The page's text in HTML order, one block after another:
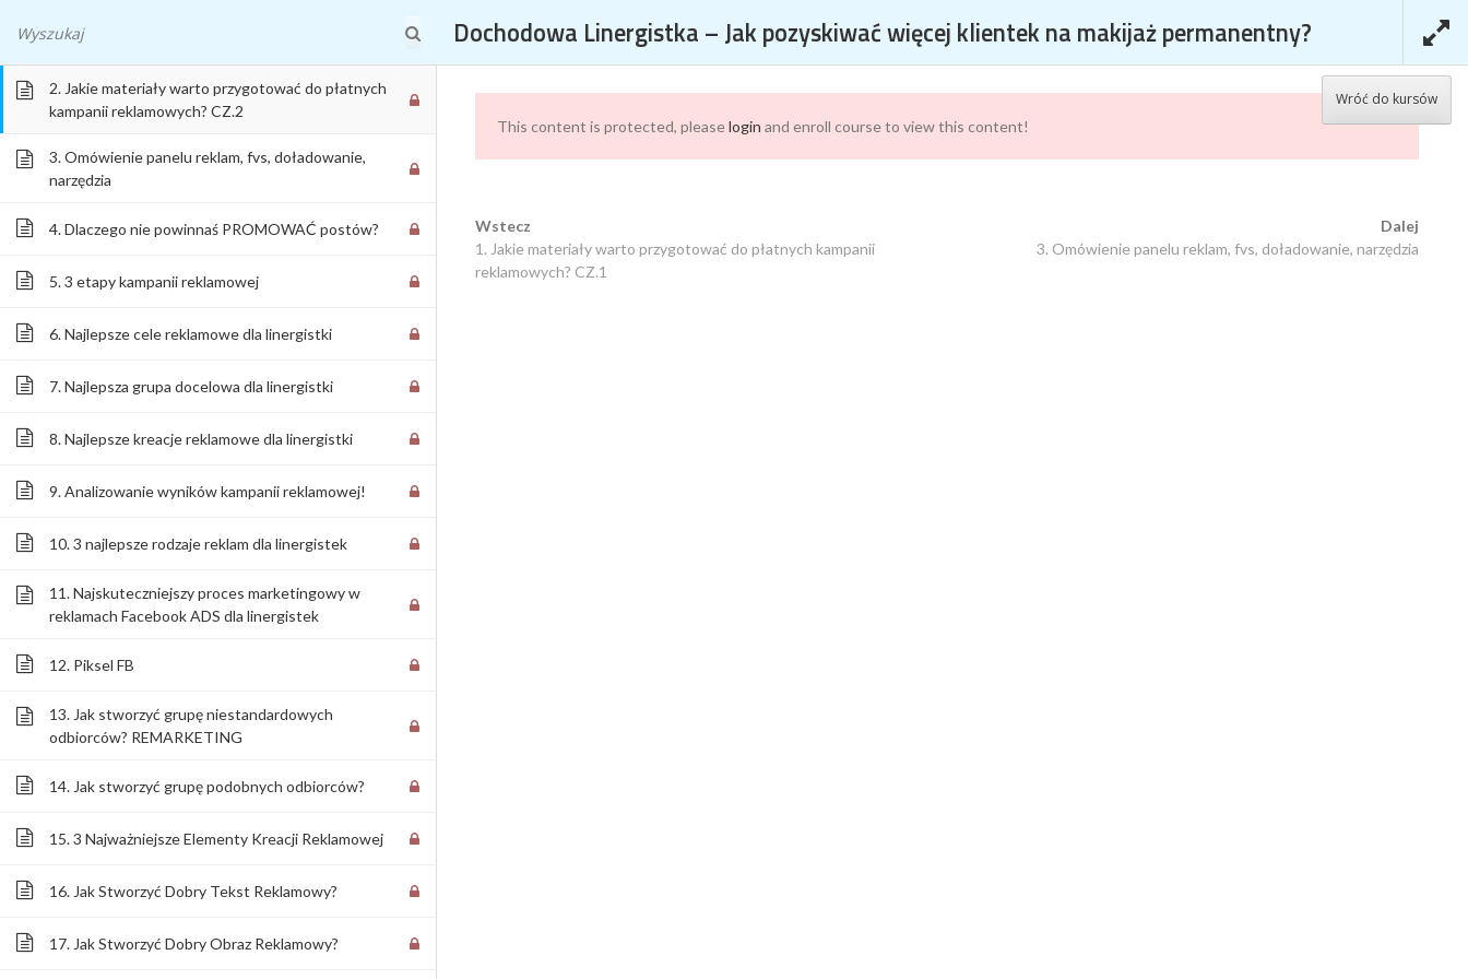
WSZYSTKO O SOCIAL MEDIA W JEDNYM MIEJSCU
MOJE KONTO
DOCHODOWA LINERGISTKA – JAK POZYSKIWAĆ WIĘCEJ KLIENTEK NA
MAKIJAŻ PERMANENTNY?
Dochodowa Linergistka – Jak pozyskiwać więcej klientek na makijaż permanentny?
Wróć do kursów
This content is protected, pleaselogin and enroll course to view this content!
Wstecz
1. Jakie materiały warto przygotować do płatnych kampanii
reklamowych? CZ.1
Dalej
3. Omówienie panelu reklam, fvs, doładowanie, narzędzia
kampanii reklamowych? CZ.1
2. Jakie materiały warto przygotować do płatnych
kampanii reklamowych? CZ.2
3. Omówienie panelu reklam, fvs, doładowanie,
narzędzia
4. Dlaczego nie powinnaś PROMOWAĆ postów?
5. 3 etapy kampanii reklamowej
6. Najlepsze cele reklamowe dla linergistki
7. Najlepsza grupa docelowa dla linergistki
8. Najlepsze kreacje reklamowe dla linergistki
9. Analizowanie wyników kampanii reklamowej!
10. 3 najlepsze rodzaje reklam dla linergistek
11. Najskuteczniejszy proces marketingowy w
reklamach Facebook ADS dla linergistek
12. Piksel FB
13. Jak stworzyć grupę niestandardowych
odbiorców? REMARKETING
14. Jak stworzyć grupę podobnych odbiorców?
15. 3 Najważniejsze Elementy Kreacji Reklamowej
16. Jak Stworzyć Dobry Tekst Reklamowy?
17. Jak Stworzyć Dobry Obraz Reklamowy?